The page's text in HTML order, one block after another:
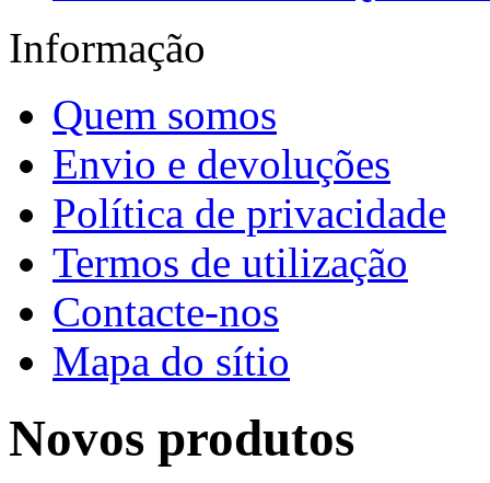
Informação
Quem somos
Envio e devoluções
Política de privacidade
Termos de utilização
Contacte-nos
Mapa do sítio
Novos produtos